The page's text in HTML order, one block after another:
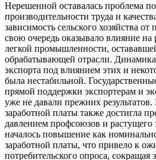
Нерешенной оставалась проблема
производительности труда и
зависимость сельского хозяйства
свою очередь оказывало влияние на
легкой промышленности,
обрабатывающей отрасли.
экспорта под влиянием этих и
была нестабильной.
прямой поддержки экспортерам и
уже не давали прежних
заработной платы также достигла
давлением профсоюзов и растущего
началось повышение как
заработной платы, что привело к
потребительского опроса,